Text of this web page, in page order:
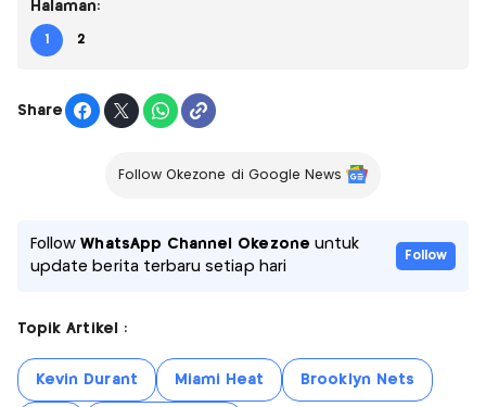
Halaman:
1 2
Share
Follow Okezone di Google News
FollowWhatsApp Channel Okezone untuk
update berita terbaru setiap hari
Follow
Topik Artikel :
Kevin Durant Miami Heat Brooklyn Nets